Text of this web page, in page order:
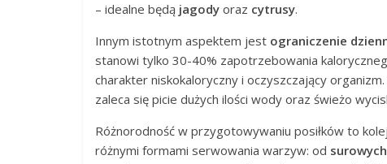
– idealne będą jagody oraz cytrusy.
Innym istotnym aspektem jest ograniczenie
stanowi tylko 30-40% zapotrzebowania
charakter niskokaloryczny i oczyszczający
zaleca się picie dużych ilości wody oraz świeżo
Różnorodność w przygotowywaniu posiłków to
różnymi formami serwowania warzyw: od